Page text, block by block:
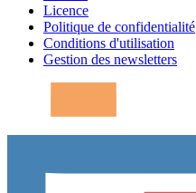
Licence
Politique de confidentialité
Conditions d'utilisation
Gestion des newsletters